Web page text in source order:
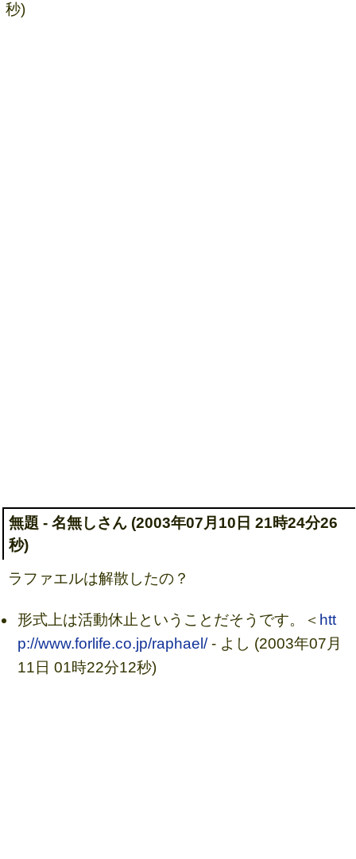
秒)
無題 - 名無しさん (2003年07月10日 21時24分26
秒)
ラファエルは解散したの？
形式上は活動休止ということだそうです。＜ htt
p://www.forlife.co.jp/raphael/- よし (2003年07月
11日 01時22分12秒)